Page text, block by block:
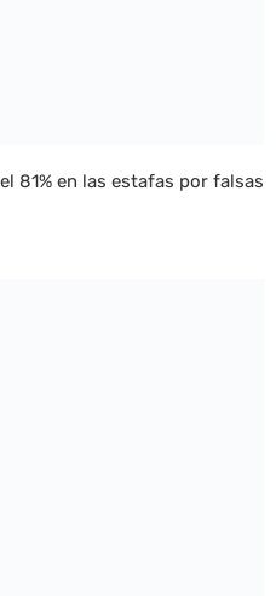
81% en las estafas por falsas